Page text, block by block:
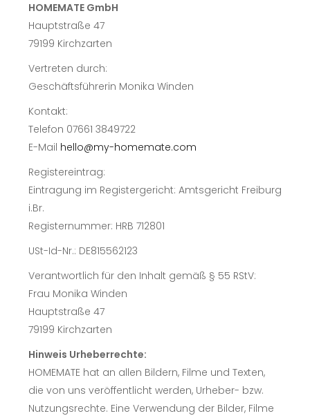
HOMEMATE GmbH
Hauptstraße 47
79199 Kirchzarten
Vertreten durch:
Geschäftsführerin Monika Winden
Kontakt:
Telefon 07661 3849722
E-Mail hello@my-homemate.com
Registereintrag:
Eintragung im Registergericht: Amtsgericht Freiburg
i.Br.
Registernummer: HRB 712801
USt-Id-Nr.: DE815562123
Verantwortlich für den Inhalt gemäß § 55 RStV:
Frau Monika Winden
Hauptstraße 47
79199 Kirchzarten
Hinweis Urheberrechte:
HOMEMATE hat an allen Bildern, Filme und Texten,
die von uns veröffentlicht werden, Urheber- bzw.
Nutzungsrechte. Eine Verwendung der Bilder, Filme